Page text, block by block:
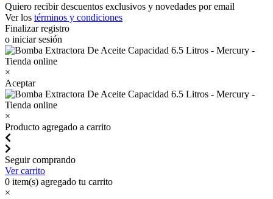
Quiero recibir descuentos exclusivos y novedades por email
Ver los términos y condiciones
Finalizar registro
o iniciar sesión
×
Aceptar
×
Producto agregado a carrito
Seguir comprando
Ver carrito
0 item(s) agregado tu carrito
×